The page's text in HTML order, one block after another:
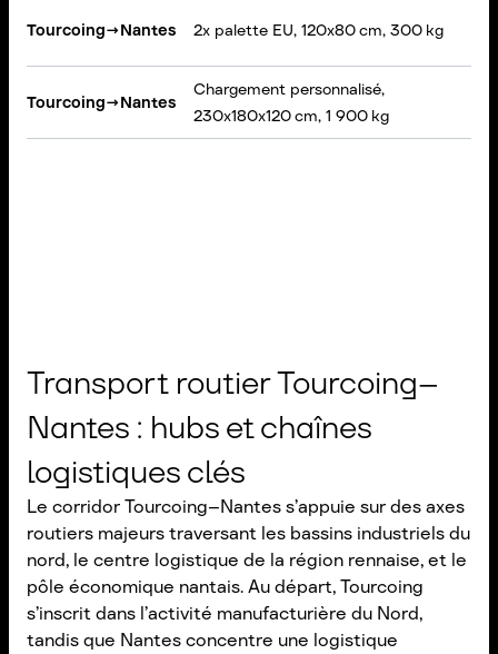
Tourcoing→Nantes 2x palette EU, 120x80 cm, 300 kg
Tourcoing→Nantes
Chargement personnalisé,
230x180x120 cm, 1 900 kg
Transport routier Tourcoing–
Nantes : hubs et chaînes
logistiques clés
Le corridor Tourcoing–Nantes s’appuie sur des axes
routiers majeurs traversant les bassins industriels du
nord, le centre logistique de la région rennaise, et le
pôle économique nantais. Au départ, Tourcoing
s’inscrit dans l’activité manufacturière du Nord,
tandis que Nantes concentre une logistique